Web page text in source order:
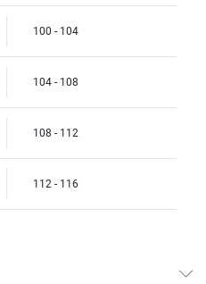
100 - 104
104 - 108
108 - 112
112 - 116